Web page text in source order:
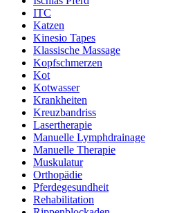
ITC
Katzen
Kinesio Tapes
Klassische Massage
Kopfschmerzen
Kot
Kotwasser
Krankheiten
Kreuzbandriss
Lasertherapie
Manuelle Lymphdrainage
Manuelle Therapie
Muskulatur
Orthopädie
Pferdegesundheit
Rehabilitation